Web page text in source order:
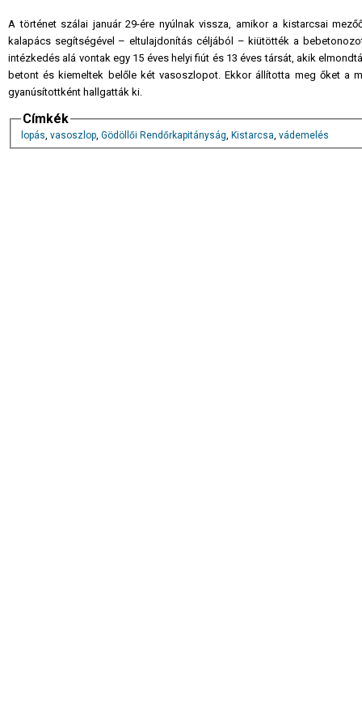
A történet szálai január 29-ére nyúlnak vissza, amikor a kistarcsai
kalapács segítségével – eltulajdonítás céljából – kiütötték a
intézkedés alá vontak egy 15 éves helyi fiút és 13 éves társát, akik
betont és kiemeltek belőle két vasoszlopot. Ekkor állította meg őket a
gyanúsítottként hallgatták ki.
Címkék
lopás, vasoszlop, Gödöllői Rendőrkapitányság, Kistarcsa, vádemelés